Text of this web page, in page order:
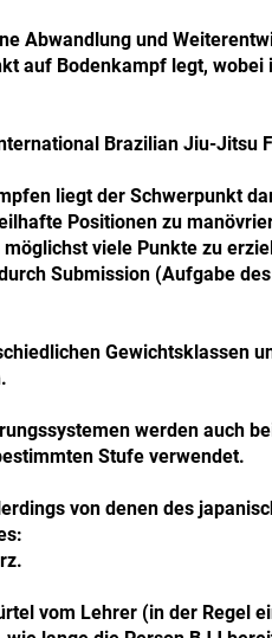
Abwandlung und
auf Bodenkampf legt,
Brazilian Jiu-Jitsu
liegt der Schwerpunkt
Positionen zu
viele Punkte zu
Submission (Aufgabe
Gewichtsklassen
werden auch
Stufe verwendet.
von denen des
vom Lehrer (in der Regel